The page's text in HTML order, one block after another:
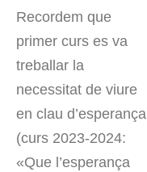
Recordem que
primer curs es va
treballar la
necessitat de viure
en clau d’esperança
(curs 2023-2024:
«Que l’esperança